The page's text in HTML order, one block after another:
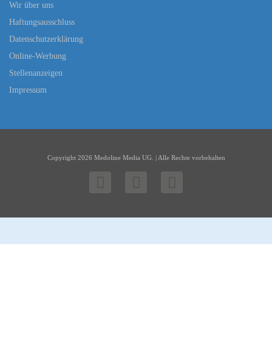
Wir über uns
Haftungsausschluss
Datenschutzerklärung
Online-Werbung
Stellenanzeigen
Impressum
Copyright 2026 Medoline Media UG. | Alle Rechte vorbehalten